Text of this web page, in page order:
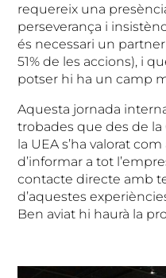
requereix una
perseverança i
és necessari un
51% de les accions), i
potser hi ha un camp
Aquesta jornada
trobades que des de
la UEA s’ha valorat
d’informar a tot
contacte directe amb
d’aquestes
Ben aviat hi haurà la